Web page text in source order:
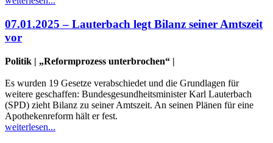
07.01.2025 – Lauterbach legt Bilanz seiner Amtszeit
vor
Politik | „Reformprozess unterbrochen“ |
Es wurden 19 Gesetze verabschiedet und die Grundlagen für
weitere geschaffen: Bundesgesundheitsminister Karl Lauterbach
(SPD) zieht Bilanz zu seiner Amtszeit. An seinen Plänen für eine
Apothekenreform hält er fest.
weiterlesen...